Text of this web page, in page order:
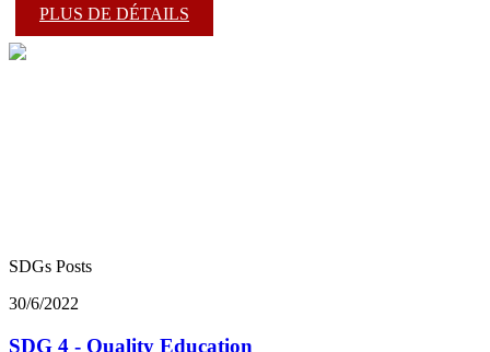
PLUS DE DÉTAILS
SDGs Posts
30/6/2022
SDG 4 - Quality Education